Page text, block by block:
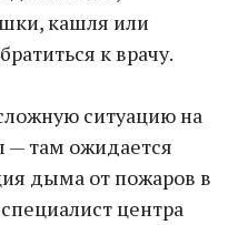
кашля или
к врачу.
ситуацию на
— там ожидается
дыма от пожаров в
центра